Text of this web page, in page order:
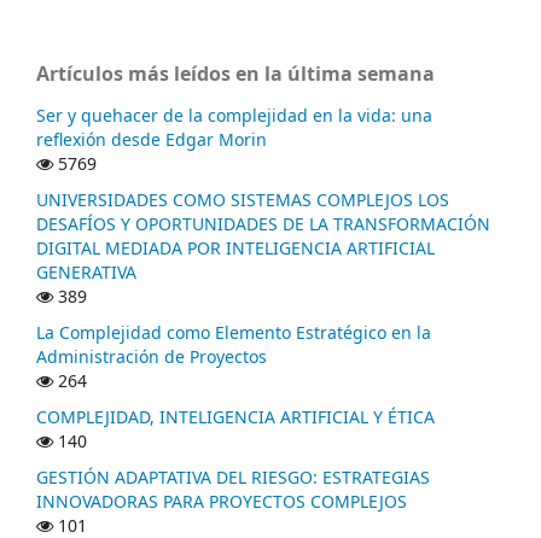
Artículos más leídos en la última semana
Ser y quehacer de la complejidad en la vida: una
reflexión desde Edgar Morin
5769
UNIVERSIDADES COMO SISTEMAS COMPLEJOS LOS
DESAFÍOS Y OPORTUNIDADES DE LA TRANSFORMACIÓN
DIGITAL MEDIADA POR INTELIGENCIA ARTIFICIAL
GENERATIVA
389
La Complejidad como Elemento Estratégico en la
Administración de Proyectos
264
COMPLEJIDAD, INTELIGENCIA ARTIFICIAL Y ÉTICA
140
GESTIÓN ADAPTATIVA DEL RIESGO: ESTRATEGIAS
INNOVADORAS PARA PROYECTOS COMPLEJOS
101